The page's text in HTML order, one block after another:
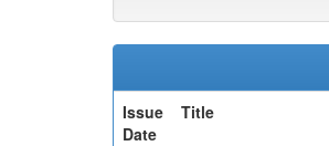
Issue
Date
Title